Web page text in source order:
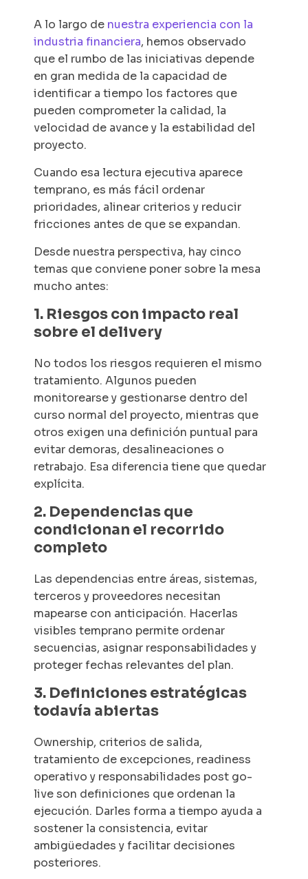
A lo largo de nuestra experiencia con la
industria financiera, hemos observado
que el rumbo de las iniciativas depende
en gran medida de la capacidad de
identificar a tiempo los factores que
pueden comprometer la calidad, la
velocidad de avance y la estabilidad del
proyecto.
Cuando esa lectura ejecutiva aparece
temprano, es más fácil ordenar
prioridades, alinear criterios y reducir
fricciones antes de que se expandan.
Desde nuestra perspectiva, hay cinco
temas que conviene poner sobre la mesa
mucho antes:
1. Riesgos con impacto real
sobre el delivery
No todos los riesgos requieren el mismo
tratamiento. Algunos pueden
monitorearse y gestionarse dentro del
curso normal del proyecto, mientras que
otros exigen una definición puntual para
evitar demoras, desalineaciones o
retrabajo. Esa diferencia tiene que quedar
explícita.
2. Dependencias que
condicionan el recorrido
completo
Las dependencias entre áreas, sistemas,
terceros y proveedores necesitan
mapearse con anticipación. Hacerlas
visibles temprano permite ordenar
secuencias, asignar responsabilidades y
proteger fechas relevantes del plan.
3. Definiciones estratégicas
todavía abiertas
Ownership, criterios de salida,
tratamiento de excepciones, readiness
operativo y responsabilidades post go-
liveson definiciones que ordenan la
ejecución. Darles forma a tiempo ayuda a
sostener la consistencia, evitar
ambigüedades y facilitar decisiones
posteriores.